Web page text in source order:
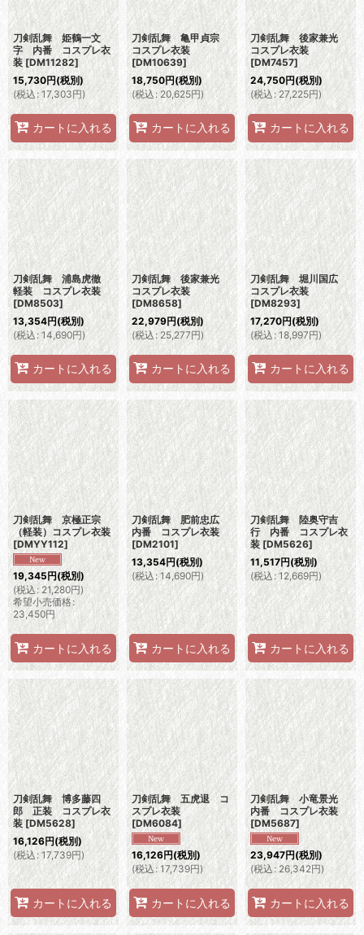
刀剣乱舞 姫鶴一文
字 内番 コスプレ衣
装 [DM11282]
15,730円(税別)
(税込 : 17,303円)
カートに入れる
刀剣乱舞 亀甲貞宗
コスプレ衣装
[DM10639]
18,750円(税別)
(税込 : 20,625円)
カートに入れる
刀剣乱舞 後家兼光
コスプレ衣装
[DM7457]
24,750円(税別)
(税込 : 27,225円)
カートに入れる
刀剣乱舞 浦島虎徹
軽装 コスプレ衣装
[DM8503]
13,354円(税別)
(税込 : 14,690円)
カートに入れる
刀剣乱舞 後家兼光
コスプレ衣装
[DM8658]
22,979円(税別)
(税込 : 25,277円)
カートに入れる
刀剣乱舞 堀川国広
コスプレ衣装
[DM8293]
17,270円(税別)
(税込 : 18,997円)
カートに入れる
刀剣乱舞 京極正宗
（軽装）コスプレ衣装
[DMYY112]
19,345円(税別)
(税込 : 21,280円)
希望小売価格:
23,450円
カートに入れる
刀剣乱舞 肥前忠広
内番 コスプレ衣装
[DM2101]
13,354円(税別)
(税込 : 14,690円)
カートに入れる
刀剣乱舞 陸奥守吉
行 内番 コスプレ衣
装 [DM5626]
11,517円(税別)
(税込 : 12,669円)
カートに入れる
刀剣乱舞 博多藤四
郎 正装 コスプレ衣
装 [DM5628]
16,126円(税別)
(税込 : 17,739円)
カートに入れる
刀剣乱舞 五虎退 コ
スプレ衣装
[DM6084]
16,126円(税別)
(税込 : 17,739円)
カートに入れる
刀剣乱舞 小竜景光
内番 コスプレ衣装
[DM5687]
23,947円(税別)
(税込: 26,342円)
カートに入れる